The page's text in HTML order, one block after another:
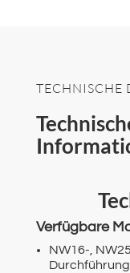
TECHNISCHE
Verfügbare
NW16-,